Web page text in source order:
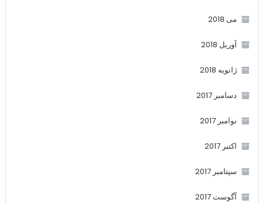
می 2018
آوریل 2018
ژانویه 2018
دسامبر 2017
نوامبر 2017
اکتبر 2017
سپتامبر 2017
آگوست 2017